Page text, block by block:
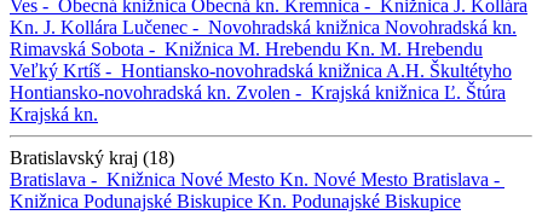
Ves - Obecná knižnica Obecná kn. Kremnica - Knižnica J. Kollára
Kn. J. Kollára Lučenec - Novohradská knižnica Novohradská kn.
Rimavská Sobota - Knižnica M. Hrebendu Kn. M. Hrebendu
Veľký Krtíš - Hontiansko-novohradská knižnica A.H. Škultétyho
Hontiansko-novohradská kn. Zvolen - Krajská knižnica Ľ. Štúra
Krajská kn.
Bratislavský kraj (18)
Bratislava - Knižnica Nové Mesto Kn. Nové Mesto Bratislava -
Knižnica Podunajské Biskupice Kn. Podunajské Biskupice